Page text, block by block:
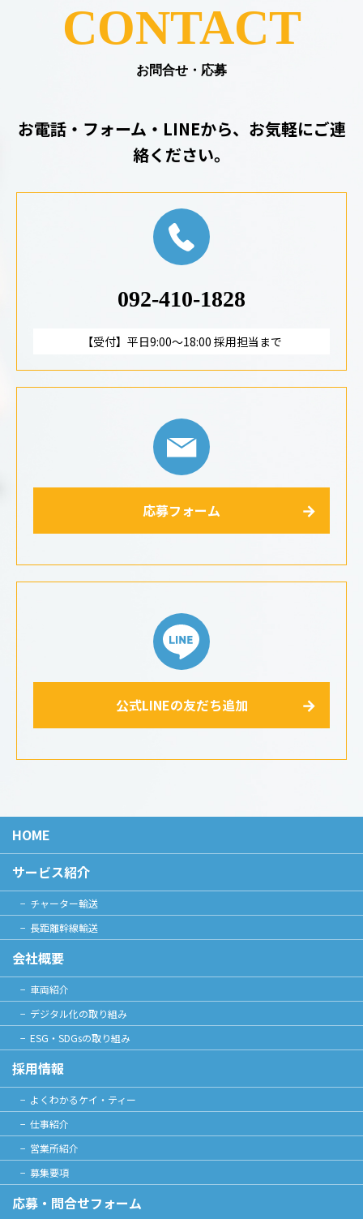
CONTACT
お問合せ・応募
お電話・フォーム・LINEから、お気軽にご連
絡ください。
092-410-1828
【受付】平日9:00～18:00 採用担当まで
応募フォーム
公式LINEの友だち追加
HOME
サービス紹介
チャーター輸送
長距離幹線輸送
会社概要
車両紹介
デジタル化の取り組み
ESG・SDGsの取り組み
採用情報
よくわかるケイ・ティー
仕事紹介
営業所紹介
募集要項
応募・問合せフォーム